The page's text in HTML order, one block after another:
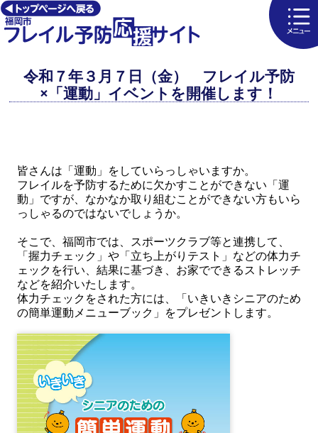
令和７年３月７日（金） フレイル予防
×「運動」イベントを開催します！
皆さんは「運動」をしていらっしゃいますか。
フレイルを予防するために欠かすことができない「運
動」ですが、なかなか取り組むことができない方もいら
っしゃるのではないでしょうか。
そこで、福岡市では、スポーツクラブ等と連携して、
「握力チェック」や「立ち上がりテスト」などの体力チ
ェックを行い、結果に基づき、お家でできるストレッチ
などを紹介いたします。
体力チェックをされた方には、「いきいきシニアのため
の簡単運動メニューブック」をプレゼントします。